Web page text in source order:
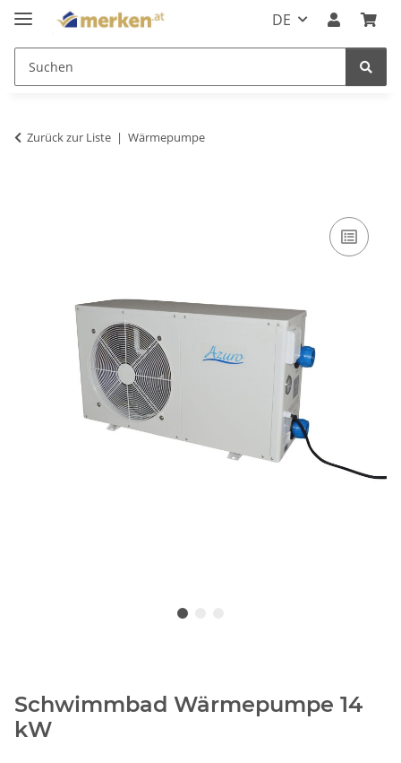
DE
Zurück zur Liste Wärmepumpe
Schwimmbad Wärmepumpe 14
kW